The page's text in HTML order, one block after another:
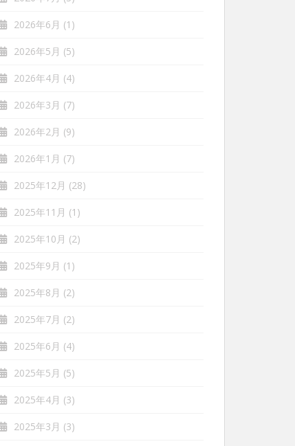
2026年6月 (1)
2026年5月 (5)
2026年4月 (4)
2026年3月 (7)
2026年2月 (9)
2026年1月 (7)
2025年12月 (28)
2025年11月 (1)
2025年10月 (2)
2025年9月 (1)
2025年8月 (2)
2025年7月 (2)
2025年6月 (4)
2025年5月 (5)
2025年4月 (3)
2025年3月 (3)